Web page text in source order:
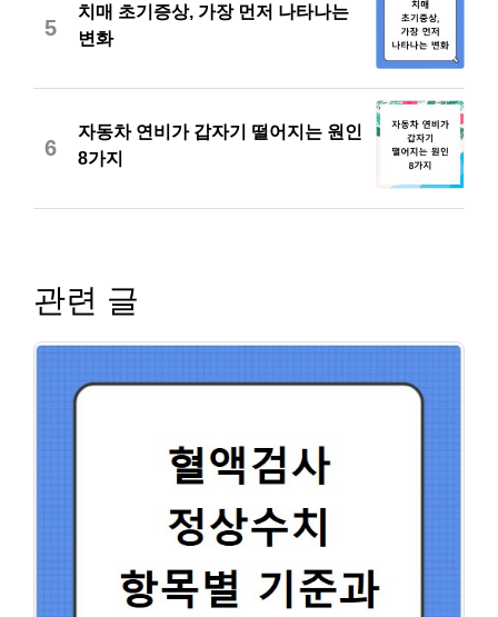
5
치매 초기증상, 가장 먼저 나타나는
변화
6
자동차 연비가 갑자기 떨어지는 원인
8가지
관련 글